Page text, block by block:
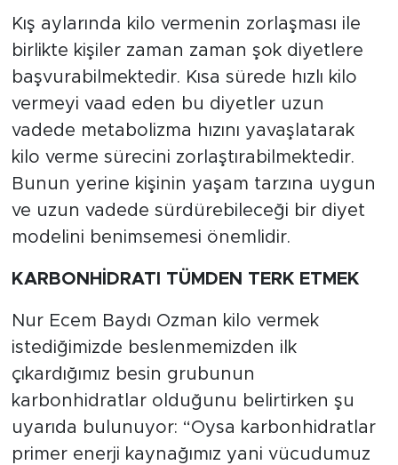
Kış aylarında kilo vermenin zorlaşması ile
birlikte kişiler zaman zaman şok diyetlere
başvurabilmektedir. Kısa sürede hızlı kilo
vermeyi vaad eden bu diyetler uzun
vadede metabolizma hızını yavaşlatarak
kilo verme sürecini zorlaştırabilmektedir.
Bunun yerine kişinin yaşam tarzına uygun
ve uzun vadede sürdürebileceği bir diyet
modelini benimsemesi önemlidir.
KARBONHİDRATI TÜMDEN TERK ETMEK
Nur Ecem Baydı Ozman kilo vermek
istediğimizde beslenmemizden ilk
çıkardığımız besin grubunun
karbonhidratlar olduğunu belirtirken şu
uyarıda bulunuyor: “Oysa karbonhidratlar
primer enerji kaynağımız yani vücudumuz